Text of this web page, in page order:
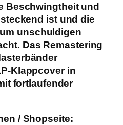
Beschwingtheit und
ist und die
unschuldigen
Das Remastering
Klappcover in
fortlaufender
/ Shopseite: